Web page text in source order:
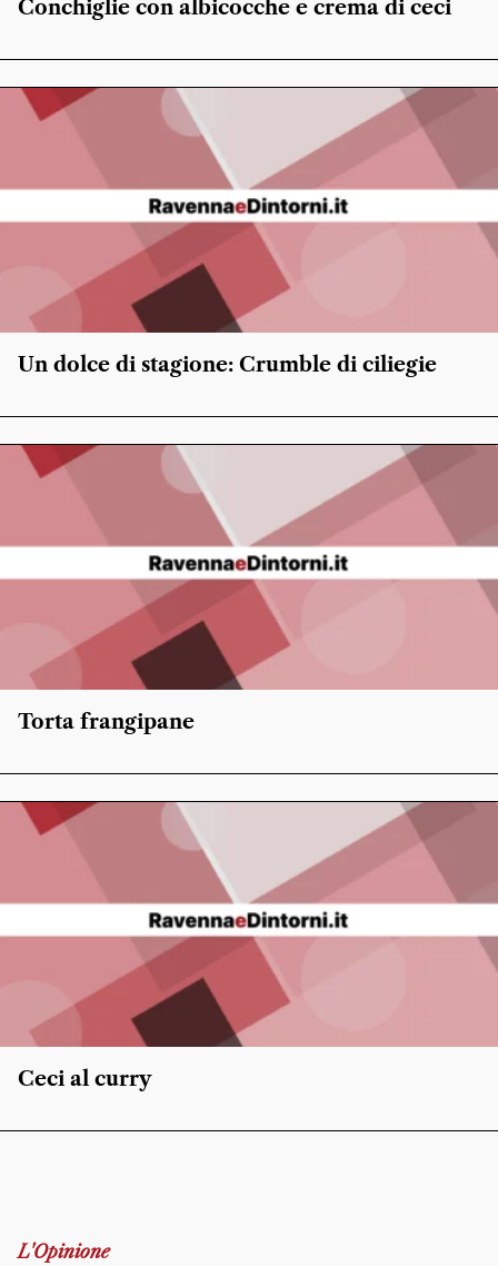
Conchiglie con albicocche e crema di ceci
Un dolce di stagione: Crumble di ciliegie
Torta frangipane
Ceci al curry
L'Opinione